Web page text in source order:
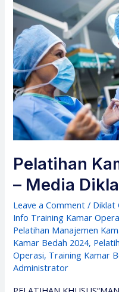
Pelatihan
– Media
Leave a Comment / Diklat
Info Training Kamar
Pelatihan Manajemen
Kamar Bedah 2024,
Operasi, Training Kamar
Administrator